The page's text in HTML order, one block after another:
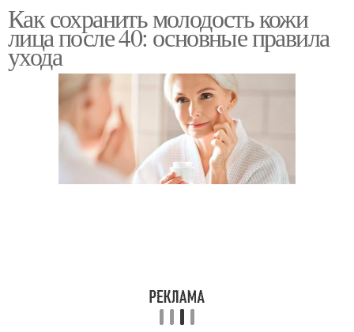
Лучи на кожу
Как сохранить молодость кожи
лица после 40: основные правила
ухода